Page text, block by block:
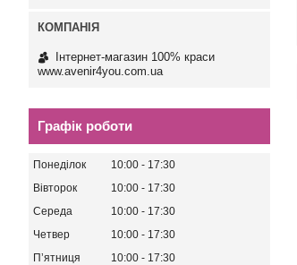
Інтернет-магазин 100% краси
www.avenir4you.com.ua
Графік роботи
Понеділок 10:00
17:30
Вівторок
10:00
17:30
Середа
10:00
17:30
Четвер
10:00
17:30
Пʼятниця
10:00
17:30